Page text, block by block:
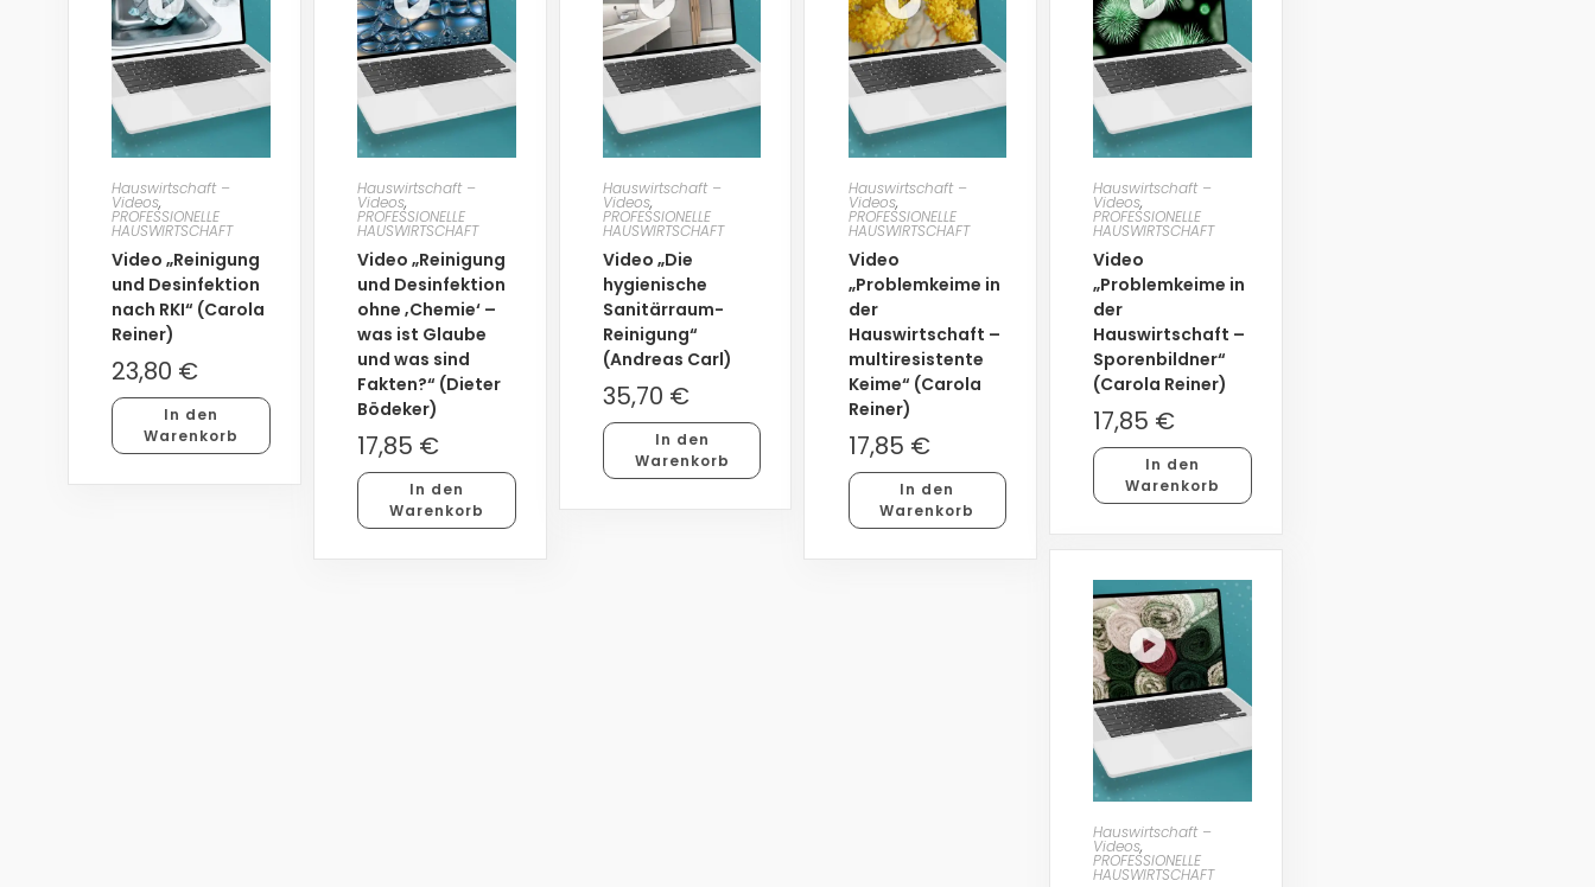
Hauswirtschaft –
Videos,
PROFESSIONELLE
HAUSWIRTSCHAFT
Video „Reinigung
und Desinfektion
nach RKI“ (Carola
Reiner)
23,80 €
In den
Warenkorb
Hauswirtschaft –
Videos,
PROFESSIONELLE
HAUSWIRTSCHAFT
Video „Reinigung
und Desinfektion
ohne ‚Chemie‘ –
was ist Glaube
und was sind
Fakten?“ (Dieter
Bödeker)
17,85 €
In den
Warenkorb
Hauswirtschaft –
Videos,
PROFESSIONELLE
HAUSWIRTSCHAFT
Video „Die
hygienische
Sanitärraum-
Reinigung“
(Andreas Carl)
35,70 €
In den
Warenkorb
Hauswirtschaft –
Videos,
PROFESSIONELLE
HAUSWIRTSCHAFT
Video
„Problemkeime in
der
Hauswirtschaft –
multiresistente
Keime“ (Carola
Reiner)
17,85 €
In den
Warenkorb
Hauswirtschaft –
Videos,
PROFESSIONELLE
HAUSWIRTSCHAFT
Video
„Problemkeime in
der
Hauswirtschaft –
Sporenbildner“
(Carola Reiner)
17,85 €
In den
Warenkorb
Hauswirtschaft –
Videos,
PROFESSIONELLE
HAUSWIRTSCHAFT